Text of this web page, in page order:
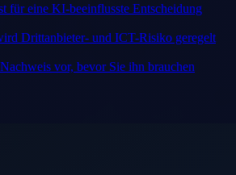
für eine KI-beeinflusste Entscheidung
Drittanbieter- und ICT-Risiko geregelt
vor, bevor Sie ihn brauchen